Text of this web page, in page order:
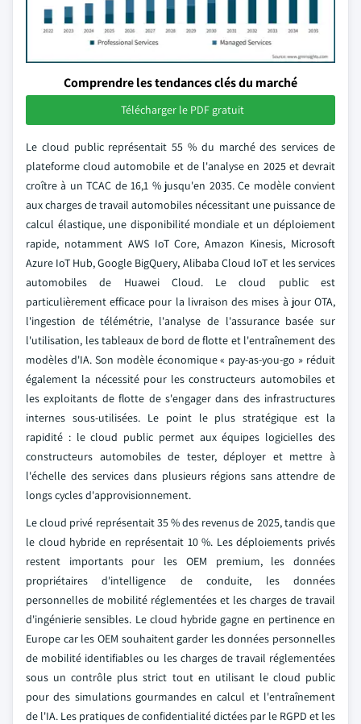
Comprendre les tendances clés du marché
Télécharger le PDF gratuit
Le cloud public représentait 55 % du marché des services de
plateforme cloud automobile et de l'analyse en 2025 et devrait
croître à un TCAC de 16,1 % jusqu'en 2035. Ce modèle convient
aux charges de travail automobiles nécessitant une puissance de
calcul élastique, une disponibilité mondiale et un déploiement
rapide, notamment AWS IoT Core, Amazon Kinesis, Microsoft
Azure IoT Hub, Google BigQuery, Alibaba Cloud IoT et les services
automobiles de Huawei Cloud. Le cloud public est
particulièrement efficace pour la livraison des mises à jour OTA,
l'ingestion de télémétrie, l'analyse de l'assurance basée sur
l'utilisation, les tableaux de bord de flotte et l'entraînement des
modèles d'IA. Son modèle économique « pay-as-you-go » réduit
également la nécessité pour les constructeurs automobiles et
les exploitants de flotte de s'engager dans des infrastructures
internes sous-utilisées. Le point le plus stratégique est la
rapidité : le cloud public permet aux équipes logicielles des
constructeurs automobiles de tester, déployer et mettre à
l'échelle des services dans plusieurs régions sans attendre de
longs cycles d'approvisionnement.
Le cloud privé représentait 35 % des revenus de 2025, tandis que
le cloud hybride en représentait 10 %. Les déploiements privés
restent importants pour les OEM premium, les données
propriétaires d'intelligence de conduite, les données
personnelles de mobilité réglementées et les charges de travail
d'ingénierie sensibles. Le cloud hybride gagne en pertinence en
Europe car les OEM souhaitent garder les données personnelles
de mobilité identifiables ou les charges de travail réglementées
sous un contrôle plus strict tout en utilisant le cloud public
pour des simulations gourmandes en calcul et l'entraînement
de l'IA. Les pratiques de confidentialité dictées par le RGPD et les